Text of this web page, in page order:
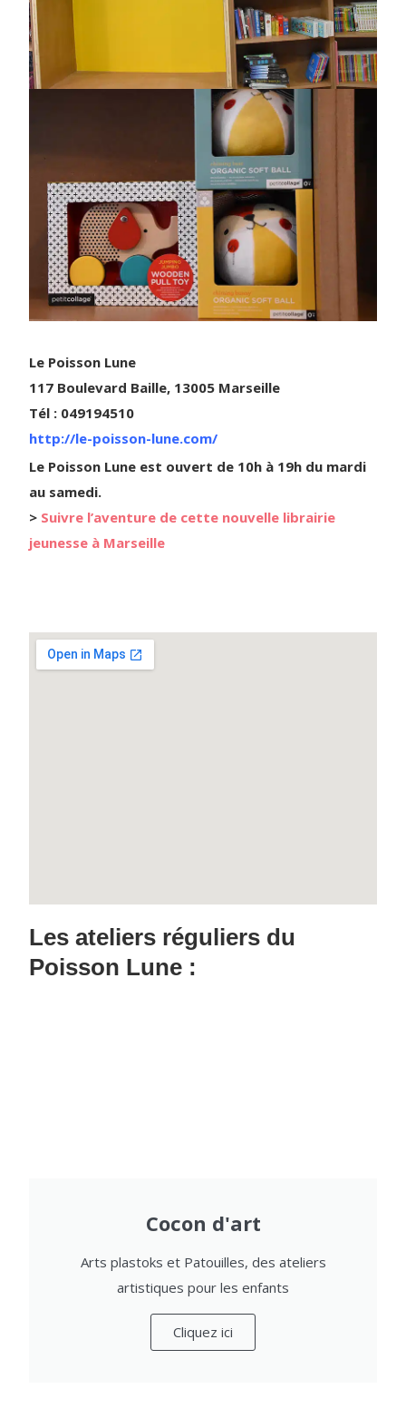
Le Poisson Lune
117 Boulevard Baille, 13005 Marseille
Tél : 049194510
http://le-poisson-lune.com/
Le Poisson Lune est ouvert de 10h à 19h du mardi
au samedi.
> Suivre l’aventure de cette nouvelle librairie
jeunesse à Marseille
Les ateliers réguliers du
Poisson Lune :
Cocon d'art
Arts plastoks et Patouilles, des ateliers
artistiques pour les enfants
Cliquez ici